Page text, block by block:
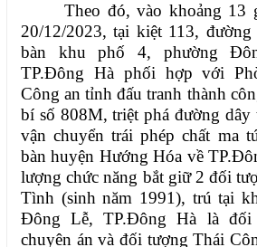
Theo đó, vào khoảng 13
20/12/2023, tại kiệt 113,
bàn khu phố 4, phường
TP.Đông Hà phối hợp với
Công an tỉnh đấu tranh thành
bí số 808M, triệt phá đường dây
vận chuyển trái phép chất ma
bàn huyện Hướng Hóa về
lượng chức năng bắt giữ 2 đối
Tình (sinh năm 1991), trú tại
Đông Lễ, TP.Đông Hà là đối
chuyên án và đối tượng Thái